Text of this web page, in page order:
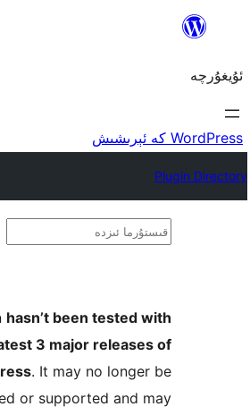
This pluginhasn’t been
the latest 3 major
WordPress . It may no
maintained or supported